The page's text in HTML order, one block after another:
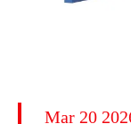
Mar 20